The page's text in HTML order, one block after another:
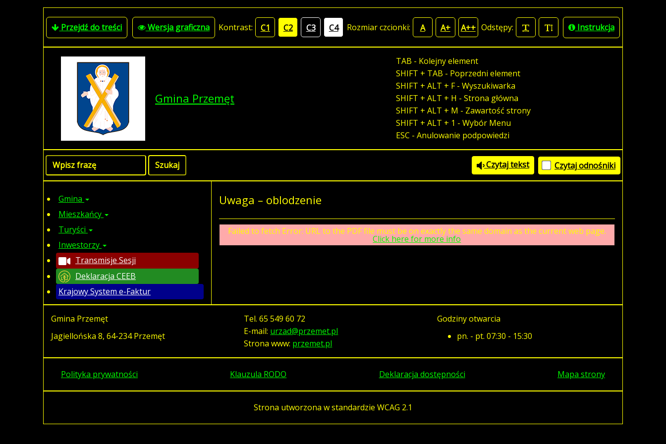
Przejdź do treści Wersja graficzna Kontrast: C1 C2 C3 C4 Rozmiar czcionki: A A+ A++ Odstępy: Instrukcja
Gmina Przemęt
TAB - Kolejny element
SHIFT + TAB - Poprzedni element
SHIFT + ALT + F - Wyszukiwarka
SHIFT + ALT + H - Strona główna
SHIFT + ALT + M - Zawartość strony
SHIFT + ALT + 1 - Wybór Menu
ESC - Anulowanie podpowiedzi
Czytaj tekst Czytaj odnośniki
Gmina
Mieszkańcy
Turyści
Inwestorzy
Transmisje Sesji
Deklaracja CEEB
Krajowy System e-Faktur
Uwaga – oblodzenie
Failed to fetch Error: URL to the PDF file must be on exactly the same domain as the current web page.
Click here for more info
Gmina Przemęt
Jagiellońska 8, 64-234 Przemęt
Tel.65 549 60 72
E-mail: urzad@przemet.pl
Strona www: przemet.pl
Godziny otwarcia
pn. - pt. 07:30 - 15:30
Polityka prywatności Klauzula RODO Deklaracja dostępności Mapa strony
Strona utworzona w standardzie WCAG 2.1